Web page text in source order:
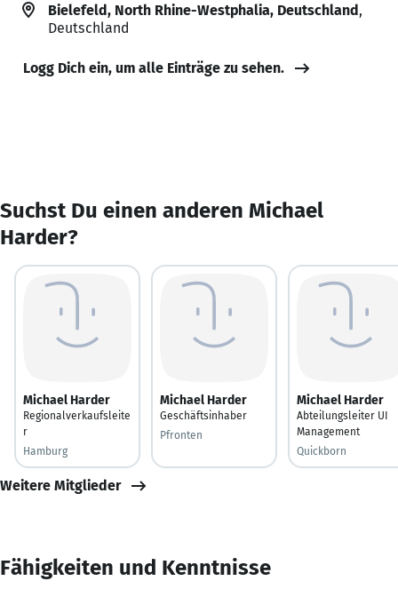
Bielefeld, North Rhine-Westphalia, Deutschland,
Deutschland
Logg Dich ein, um alle Einträge zu sehen.
Suchst Du einen anderen Michael
Harder?
Michael Harder
Regionalverkaufsleite
r
Hamburg
Michael Harder
Geschäftsinhaber
Pfronten
Michael Harder
Abteilungsleiter UI
Management
Quickborn
Weitere Mitglieder
Fähigkeiten und Kenntnisse